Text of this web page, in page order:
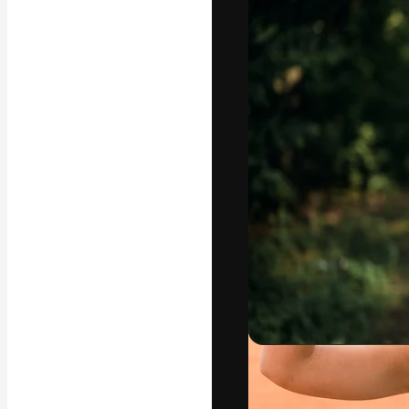
La plataforma
trabajo. Más
entre
Copyright ©